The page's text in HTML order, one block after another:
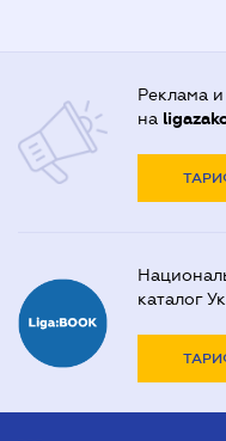
Реклама и
на
каталог